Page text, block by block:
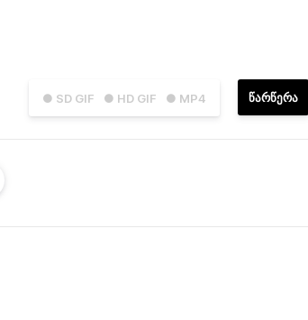
● SD GIF ● HD GIF ● MP4 ᲬᲐᲠᲬᲔᲠᲐ